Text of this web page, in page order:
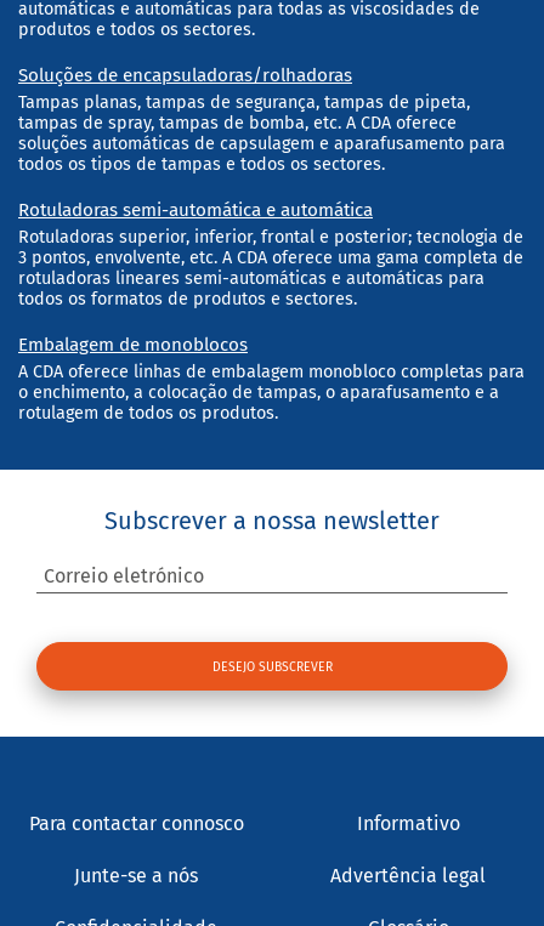
automáticas e automáticas para todas as viscosidades de
produtos e todos os sectores.
Soluções de encapsuladoras/rolhadoras
Tampas planas, tampas de segurança, tampas de pipeta,
tampas de spray, tampas de bomba, etc. A CDA oferece
soluções automáticas de capsulagem e aparafusamento para
todos os tipos de tampas e todos os sectores.
Rotuladoras semi-automática e automática
Rotuladoras superior, inferior, frontal e posterior; tecnologia de
3 pontos, envolvente, etc. A CDA oferece uma gama completa de
rotuladoras lineares semi-automáticas e automáticas para
todos os formatos de produtos e sectores.
Embalagem de monoblocos
A CDA oferece linhas de embalagem monobloco completas para
o enchimento, a colocação de tampas, o aparafusamento e a
rotulagem de todos os produtos.
Subscrever a nossa newsletter
Correio eletrónico
Para contactar connosco Informativo
Junte-se a nós Advertência legal